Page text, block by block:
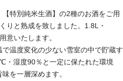
特別純米生酒】の2種のお酒をご用
りと熟成を致しました。1.8L・
意いたします。
温度変化の少ない雪室の中で貯蔵す
・湿度90％と一定に保たれた環境
を一層深めます。